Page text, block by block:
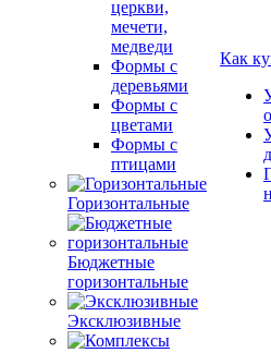
церкви,
мечети,
медведи
Формы с
деревьями
Формы с
цветами
Формы с
птицами
Горизонтальные
Бюджетные
горизонтальные
Эксклюзивные
Как